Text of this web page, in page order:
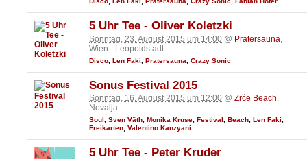
5 Uhr Tee - Oliver Koletzki
Sonntag, 23. August 2015 um 14:00 @ Pratersauna
Wien - Leopoldstadt
Disco Len Faki Pratersauna Crazy Sonic
Sonus Festival 2015
Sonntag, 16. August 2015 um 12:00 @ Zrće Beach,
Novalja
Soul Sven Väth Monika Kruse Festival Beach Len Faki
Freikarten Valentino Kanzyani
5 Uhr Tee - Peter Kruder